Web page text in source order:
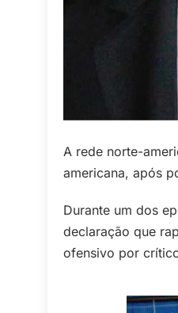
A rede norte-
americana, após
Durante um dos
declaração que
ofensivo por